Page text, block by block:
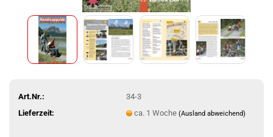
Art.Nr.:
34-3
Lieferzeit:
ca. 1 Woche (Ausland abweichend)